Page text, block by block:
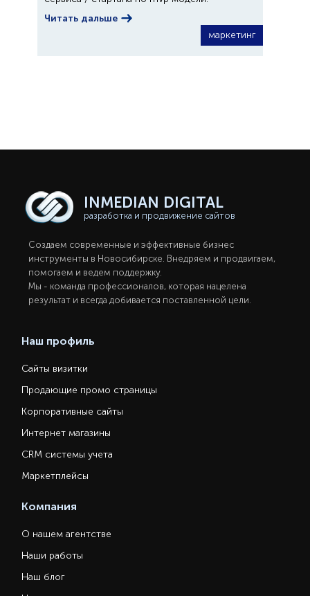
Читать дальше
маркетинг
INMEDIAN DIGITAL
разработка и продвижение сайтов
Создаем современные и эффективные бизнес
инструменты в Новосибирcке. Внедряем и продвигаем,
помогаем и ведем поддержку.
Мы - команда профессионалов, которая нацелена
результат и всегда добивается поставленной цели.
Наш профиль
Сайты визитки
Продающие промо страницы
Корпоративные сайты
Интернет магазины
CRM системы учета
Маркетплейсы
Компания
О нашем агентстве
Наши работы
Наш блог